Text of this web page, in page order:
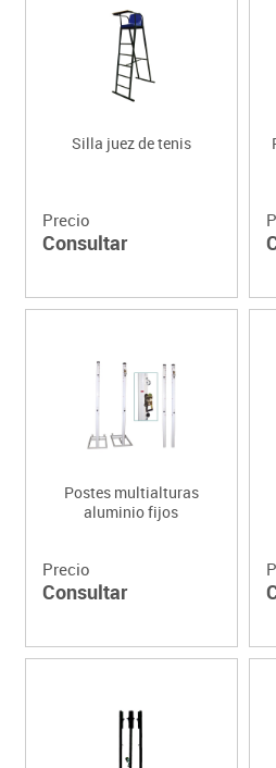
Silla juez de tenis
Precio
Consultar
Postes multialturas
aluminio fijos
Precio
Consultar